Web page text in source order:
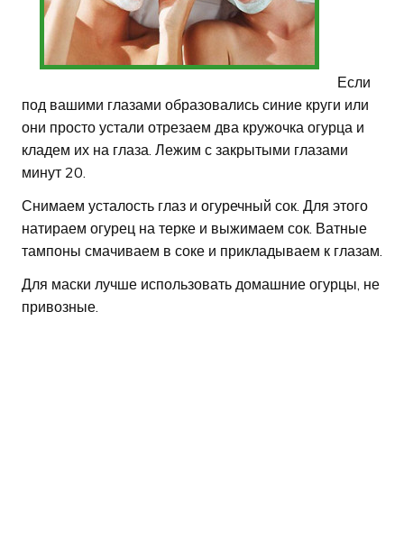
Если
под вашими глазами образовались синие круги или
они просто устали отрезаем два кружочка огурца и
кладем их на глаза. Лежим с закрытыми глазами
минут 20.
Снимаем усталость глаз и огуречный сок. Для этого
натираем огурец на терке и выжимаем сок. Ватные
тампоны смачиваем в соке и прикладываем к глазам.
Для маски лучше использовать домашние огурцы, не
привозные.